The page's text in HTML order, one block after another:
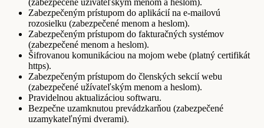
(zabezpečené užívateľským menom a heslom).
Zabezpečeným prístupom do aplikácií na e-mailovú
rozosielku (zabezpečené menom a heslom).
Zabezpečeným prístupom do fakturačných systémov
(zabezpečené menom a heslom).
Šifrovanou komunikáciou na mojom webe (platný certifikát
https).
Zabezpečeným prístupom do členských sekcií webu
(zabezpečené užívateľským menom a heslom).
Pravidelnou aktualizáciou softwaru.
Bezpečne uzamknutou prevádzkarňou (zabezpečené
uzamykateľnými dverami).